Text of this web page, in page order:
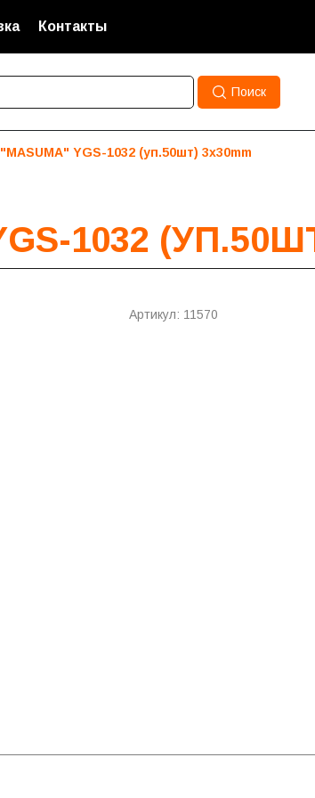
Контакты
Поиск
YGS-1032 (уп.50шт) 3x30mm
1032
Артикул: 11570